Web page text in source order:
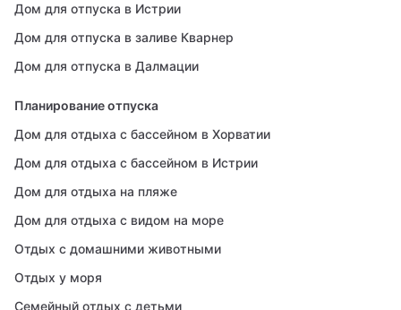
Дом для отпуска в Истрии
Дом для отпуска в заливе Кварнер
Дом для отпуска в Далмации
Планирование отпуска
Дом для отдыха с бассейном в Хорватии
Дом для отдыха с бассейном в Истрии
Дом для отдыха на пляже
Дом для отдыха с видом на море
Отдых с домашними животными
Отдых у моря
Семейный отдых с детьми